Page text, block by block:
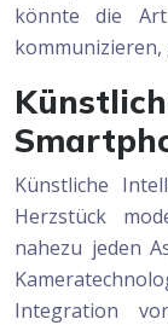
könnte die
Künstliche
Herzstück
nahezu jeden
Integration